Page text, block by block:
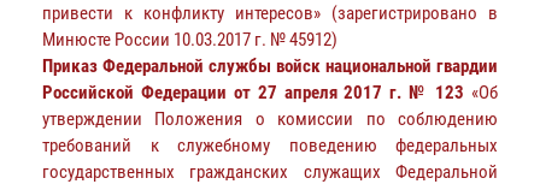
привести к конфликту интересов» (зарегистрировано в
Минюсте России 10.03.2017 г. № 45912)
Приказ Федеральной службы войск национальной гвардии
Российской Федерации от 27 апреля 2017 г. № 123 «Об
утверждении Положения о комиссии по соблюдению
требований к служебному поведению федеральных
государственных гражданских служащих Федеральной